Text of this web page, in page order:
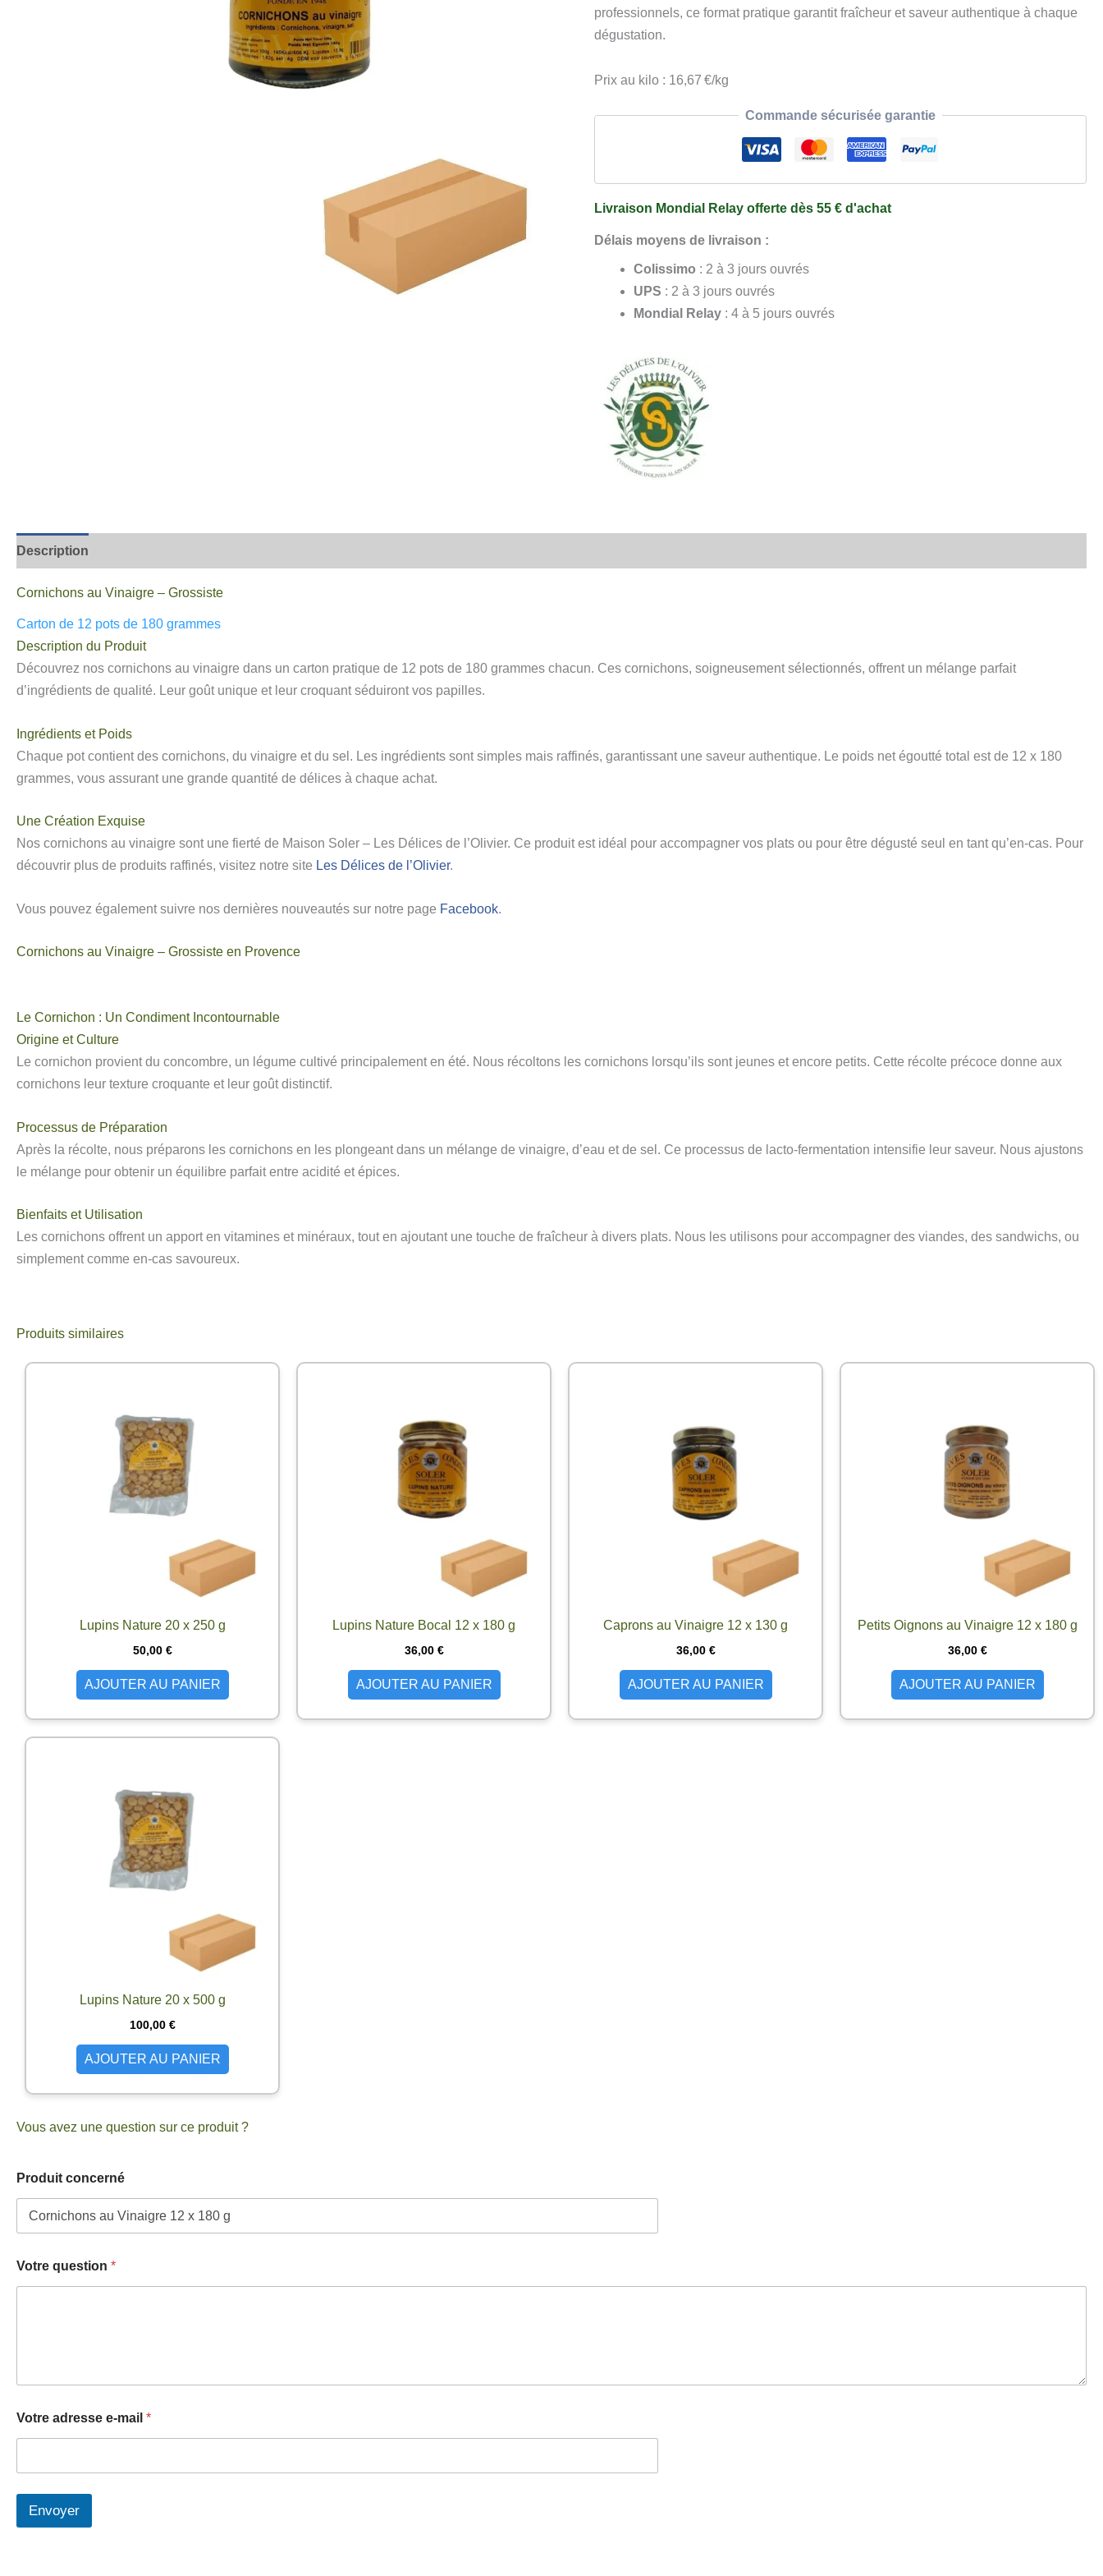
Vinaigre
12
180
professionnels, ce format pratique garantit fraîcheur et saveur authentique à chaque
dégustation.
Prix au kilo : 16,67 €/kg
Commande sécurisée garantie
Livraison Mondial Relay offerte dès 55 € d'achat
Délais moyens de livraison :
Colissimo : 2 à 3 jours ouvrés
UPS : 2 à 3 jours ouvrés
Mondial Relay : 4 à 5 jours ouvrés
Description
Cornichons au Vinaigre – Grossiste
Carton de 12 pots de 180 grammes
Description du Produit
Découvrez nos cornichons au vinaigre dans un carton pratique de 12 pots de 180 grammes chacun. Ces cornichons, soigneusement sélectionnés, offrent un mélange parfait
d’ingrédients de qualité. Leur goût unique et leur croquant séduiront vos papilles.
Ingrédients et Poids
Chaque pot contient des cornichons, du vinaigre et du sel. Les ingrédients sont simples mais raffinés, garantissant une saveur authentique. Le poids net égoutté total est de 12 x 180
grammes, vous assurant une grande quantité de délices à chaque achat.
Une Création Exquise
Nos cornichons au vinaigre sont une fierté de Maison Soler – Les Délices de l’Olivier. Ce produit est idéal pour accompagner vos plats ou pour être dégusté seul en tant qu’en-cas. Pour
découvrir plus de produits raffinés, visitez notre site Les Délices de l’Olivier.
Vous pouvez également suivre nos dernières nouveautés sur notre page Facebook.
Cornichons au Vinaigre – Grossiste en Provence
Le Cornichon : Un Condiment Incontournable
Origine et Culture
Le cornichon provient du concombre, un légume cultivé principalement en été. Nous récoltons les cornichons lorsqu’ils sont jeunes et encore petits. Cette récolte précoce donne aux
cornichons leur texture croquante et leur goût distinctif.
Processus de Préparation
Après la récolte, nous préparons les cornichons en les plongeant dans un mélange de vinaigre, d’eau et de sel. Ce processus de lacto-fermentation intensifie leur saveur. Nous ajustons
le mélange pour obtenir un équilibre parfait entre acidité et épices.
Bienfaits et Utilisation
Les cornichons offrent un apport en vitamines et minéraux, tout en ajoutant une touche de fraîcheur à divers plats. Nous les utilisons pour accompagner des viandes, des sandwichs, ou
simplement comme en-cas savoureux.
Produits similaires
Lupins Nature 20 x 250 g
50,00 €
AJOUTER AU PANIER
Lupins Nature Bocal 12 x 180 g
36,00 €
AJOUTER AU PANIER
Caprons au Vinaigre 12 x 130 g
36,00 €
AJOUTER AU PANIER
Petits Oignons au Vinaigre 12 x 180 g
36,00 €
AJOUTER AU PANIER
Lupins Nature 20 x 500 g
100,00 €
AJOUTER AU PANIER
Vous avez une question sur ce produit ?
Produit concerné
Votre question *
o
n
n
V
Votre adresse e-mail *
Envoyer